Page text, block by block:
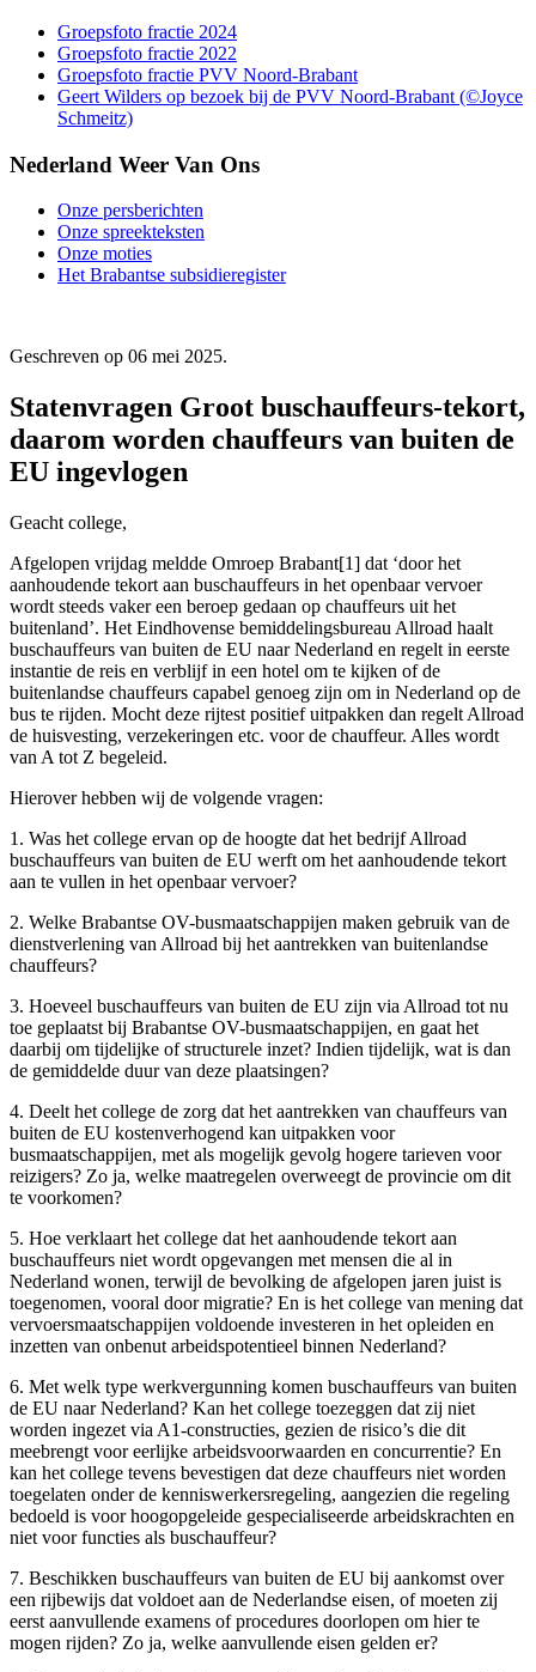
Groepsfoto fractie 2024
Groepsfoto fractie 2022
Groepsfoto fractie PVV Noord-Brabant
Geert Wilders op bezoek bij de PVV Noord-Brabant (©Joyce
Schmeitz)
Nederland Weer Van Ons
Onze persberichten
Onze spreekteksten
Onze moties
Het Brabantse subsidieregister
Geschreven op 06 mei 2025.
Statenvragen Groot buschauffeurs-tekort,
daarom worden chauffeurs van buiten de
EU ingevlogen
Geacht college,
Afgelopen vrijdag meldde Omroep Brabant[1] dat ‘door het
aanhoudende tekort aan buschauffeurs in het openbaar vervoer
wordt steeds vaker een beroep gedaan op chauffeurs uit het
buitenland’. Het Eindhovense bemiddelingsbureau Allroad haalt
buschauffeurs van buiten de EU naar Nederland en regelt in eerste
instantie de reis en verblijf in een hotel om te kijken of de
buitenlandse chauffeurs capabel genoeg zijn om in Nederland op de
bus te rijden. Mocht deze rijtest positief uitpakken dan regelt Allroad
de huisvesting, verzekeringen etc. voor de chauffeur. Alles wordt
van A tot Z begeleid.
Hierover hebben wij de volgende vragen:
1. Was het college ervan op de hoogte dat het bedrijf Allroad
buschauffeurs van buiten de EU werft om het aanhoudende tekort
aan te vullen in het openbaar vervoer?
2. Welke Brabantse OV-busmaatschappijen maken gebruik van de
dienstverlening van Allroad bij het aantrekken van buitenlandse
chauffeurs?
3. Hoeveel buschauffeurs van buiten de EU zijn via Allroad tot nu
toe geplaatst bij Brabantse OV-busmaatschappijen, en gaat het
daarbij om tijdelijke of structurele inzet? Indien tijdelijk, wat is dan
de gemiddelde duur van deze plaatsingen?
4. Deelt het college de zorg dat het aantrekken van chauffeurs van
buiten de EU kostenverhogend kan uitpakken voor
busmaatschappijen, met als mogelijk gevolg hogere tarieven voor
reizigers? Zo ja, welke maatregelen overweegt de provincie om dit
te voorkomen?
5. Hoe verklaart het college dat het aanhoudende tekort aan
buschauffeurs niet wordt opgevangen met mensen die al in
Nederland wonen, terwijl de bevolking de afgelopen jaren juist is
toegenomen, vooral door migratie? En is het college van mening dat
vervoersmaatschappijen voldoende investeren in het opleiden en
inzetten van onbenut arbeidspotentieel binnen Nederland?
6. Met welk type werkvergunning komen buschauffeurs van buiten
de EU naar Nederland? Kan het college toezeggen dat zij niet
worden ingezet via A1-constructies, gezien de risico’s die dit
meebrengt voor eerlijke arbeidsvoorwaarden en concurrentie? En
kan het college tevens bevestigen dat deze chauffeurs niet worden
toegelaten onder de kenniswerkersregeling, aangezien die regeling
bedoeld is voor hoogopgeleide gespecialiseerde arbeidskrachten en
niet voor functies als buschauffeur?
7. Beschikken buschauffeurs van buiten de EU bij aankomst over
een rijbewijs dat voldoet aan de Nederlandse eisen, of moeten zij
eerst aanvullende examens of procedures doorlopen om hier te
mogen rijden? Zo ja, welke aanvullende eisen gelden er?